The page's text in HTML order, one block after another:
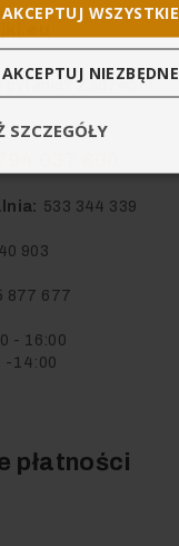
płatności
pytania? Zadzwoń!
533 344 339
903
877 677
- 16:00
-14:00
AKCEPTUJ WSZYSTKIE
AKCEPTUJ NIEZBĘDNE
SZCZEGÓŁY